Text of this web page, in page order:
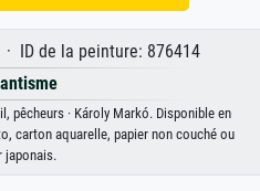
ID de la peinture: 876414
pêcheurs · Károly Markó. Disponible en
carton aquarelle, papier non couché ou
japonais.